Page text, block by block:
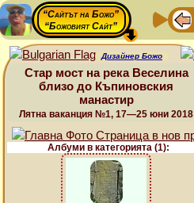
“Сайтът на Божо”
“Божовият Сайт”
Дизайнер Божо
Стар мост на река Веселина
близо до Къпиновския
манастир
Лятна ваканция №1, 17—25 юни 2018
Албуми в категорията (1):